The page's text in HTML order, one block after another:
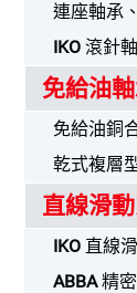
連座軸承
IKO 滾針
免給油軸
免給油銅
乾式複層
直線滑動
IKO 直線
ABBA精